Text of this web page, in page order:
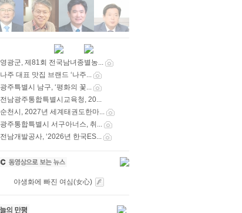
영광군, 제81회 전국남녀종별농...
나주 대표 맛집 브랜드 ‘나주...
광주특별시 남구, ‘평화의 꽃...
전남광주통합특별시교육청, 20...
순천시, 2027년 세계태권도한마...
광주통합특별시 서구아너스, 취...
전남개발공사, ‘2026년 한국ES...
야생화에 빠진 여심(女心)